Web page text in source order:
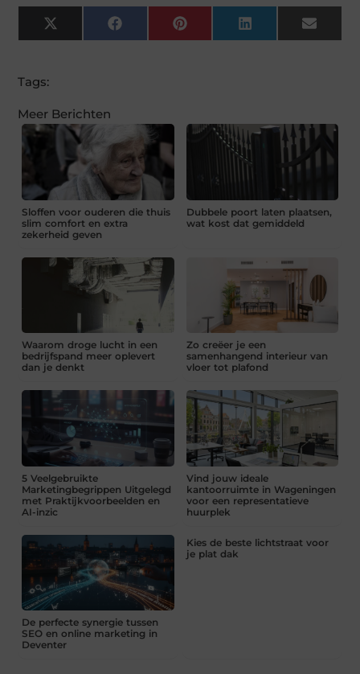
X
(Twitter)
FacebookPinterest LinkedIn Email
Tags:
Meer Berichten
Sloffen voor ouderen die thuis
slim comfort en extra
zekerheid geven
Dubbele poort laten plaatsen,
wat kost dat gemiddeld
Waarom droge lucht in een
bedrijfspand meer oplevert
dan je denkt
Zo creëer je een
samenhangend interieur van
vloer tot plafond
5 Veelgebruikte
Marketingbegrippen Uitgelegd
met Praktijkvoorbeelden en
AI-inzic
Vind jouw ideale
kantoorruimte in Wageningen
voor een representatieve
huurplek
De perfecte synergie tussen
SEO en online marketing in
Deventer
Kies de beste lichtstraat voor
je plat dak